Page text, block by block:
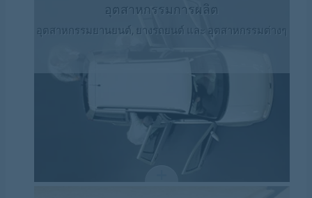
อุตสาหกรรมการผลิต
อุตสาหกรรมยานยนต์, ยางรถยนต์ และ อุตสาหกรรมต่างๆ